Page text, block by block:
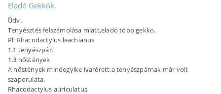
Eladó Gekkók.
Üdv.
Tenyésztés felszámolása miatt,eladó több gekko.
Pl: Rhacodactylus leachianus
1.1 tenyészpár.
1.3 nőstények
A nőstények mindegyike ivarérett,a tenyészpárnak már volt
szaporulata.
Rhacodactylus auriculatus